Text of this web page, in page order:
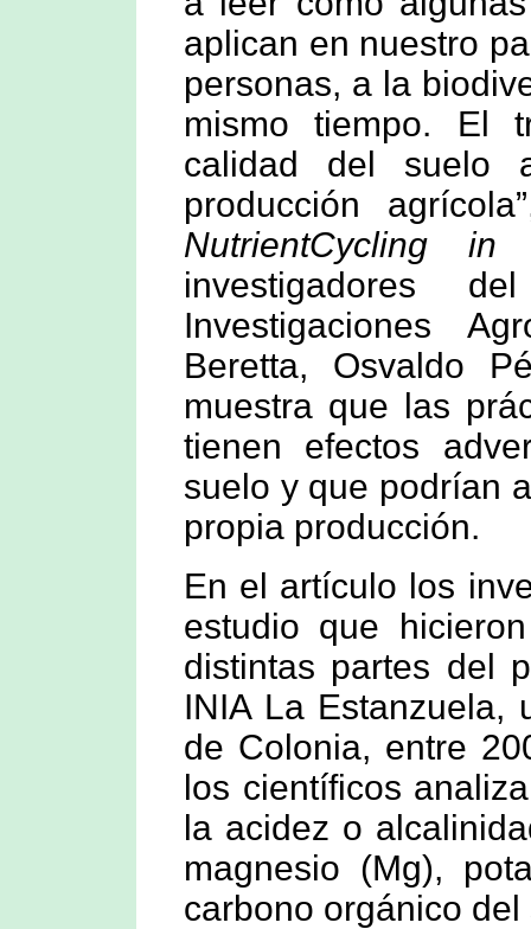
aplican en nuestro
personas, a la
mismo tiempo. El
calidad del suelo
producción
NutrientCycling in
investigadores
Investigaciones
Beretta, Osvaldo
muestra que las
tienen efectos
suelo y que podrían
propia producción.
En el artículo los
estudio que
distintas partes del
INIA La Estanzuela,
de Colonia, entre
los científicos
la acidez o
magnesio (Mg),
carbono orgánico